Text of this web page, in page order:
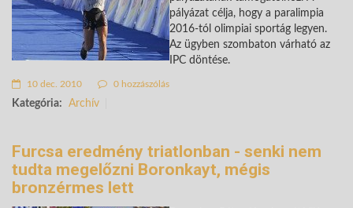
pályázat célja, hogy a paralimpia
2016-tól olimpiai sportág legyen.
Az ügyben szombaton várható az
IPC döntése.
10 dec. 2010 0 hozzászólás
Kategória: Archív
Furcsa eredmény triatlonban - senki nem
tudta megelőzni Boronkayt, mégis
bronzérmes lett